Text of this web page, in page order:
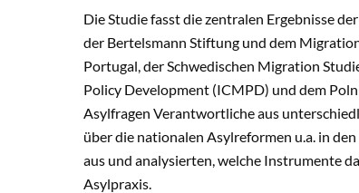
Die Studie fasst die zentralen Ergebnisse
der Bertelsmann Stiftung und dem
Portugal, der Schwedischen Migration
Policy Development (ICMPD) und dem
Asylfragen Verantwortliche aus
über die nationalen Asylreformen u.a. in
aus und analysierten, welche Instrumente
Asylpraxis.